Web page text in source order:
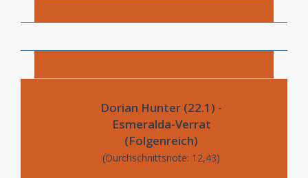
Dorian Hunter (22.1) -
Esmeralda-Verrat
(Folgenreich)
(Durchschnittsnote: 12,43)